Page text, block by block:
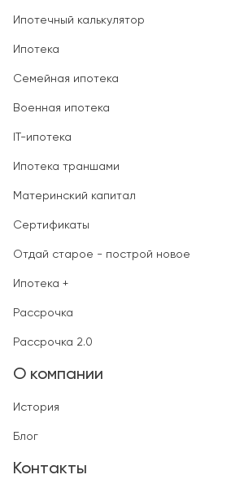
Ипотечный калькулятор
Ипотека
Семейная ипотека
Военная ипотека
IT-ипотека
Ипотека траншами
Материнский капитал
Сертификаты
Отдай старое - построй новое
Ипотека +
Рассрочка
Рассрочка 2.0
О компании
История
Блог
Контакты